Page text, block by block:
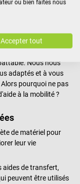
Nous offrons
d'aide à la
Nous nous
adaptés et à vous
pourquoi ne pas
à la mobilité ?
de matériel pour
leur vie
aides de transfert,
peuvent être utilisés
ou bien faites nous
Accepter tout